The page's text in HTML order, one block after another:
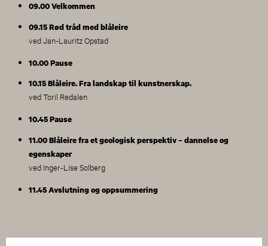
09.00 Velkommen
09.15 Rød tråd med blåleire
ved Jan-Lauritz Opstad
10.00 Pause
10.15 Blåleire. Fra landskap til kunstnerskap.
ved Toril Redalen
10.45 Pause
11.00 Blåleire fra et geologisk perspektiv – dannelse og
egenskaper
ved Inger-Lise Solberg
11.45 Avslutning og oppsummering